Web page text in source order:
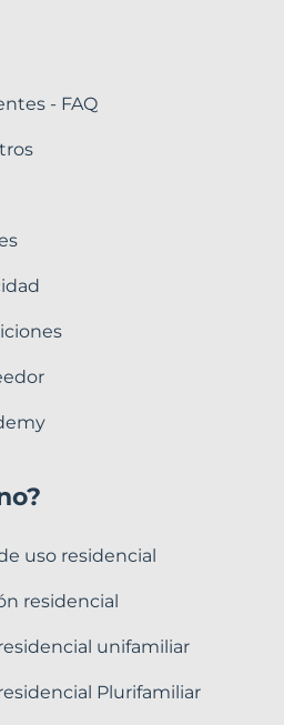
- FAQ
uso residencial
residencial
unifamiliar
Plurifamiliar